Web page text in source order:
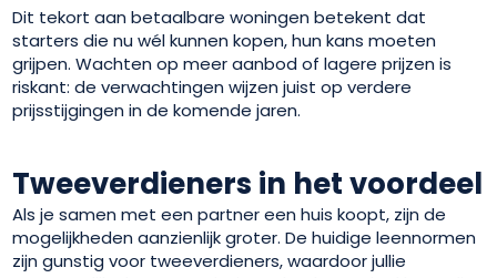
Dit tekort aan betaalbare woningen betekent dat
starters die nu wél kunnen kopen, hun kans moeten
grijpen. Wachten op meer aanbod of lagere prijzen is
riskant: de verwachtingen wijzen juist op verdere
prijsstijgingen in de komende jaren.
Tweeverdieners in het voordeel
Als je samen met een partner een huis koopt, zijn de
mogelijkheden aanzienlijk groter. De huidige leennormen
zijn gunstig voor tweeverdieners, waardoor jullie